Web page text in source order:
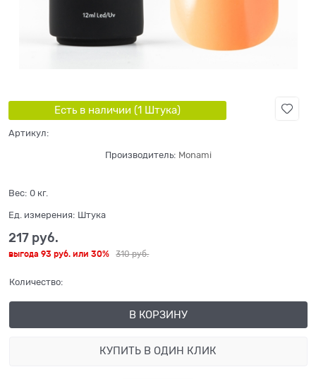
Есть в наличии (1 Штука)
Артикул:
Производитель: Monami
Вес: 0 кг.
Ед. измерения: Штука
310 руб.
217 руб.
выгода 93 руб. или 30%
Количество:
В КОРЗИНУ
КУПИТЬ В ОДИН КЛИК